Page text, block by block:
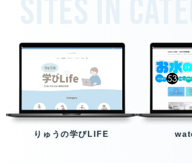
Sites in
りゅうの学びLIFE